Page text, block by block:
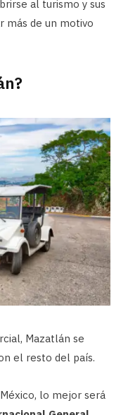
al turismo y sus
más de un motivo
Mazatlán se
el resto del país.
lo mejor será